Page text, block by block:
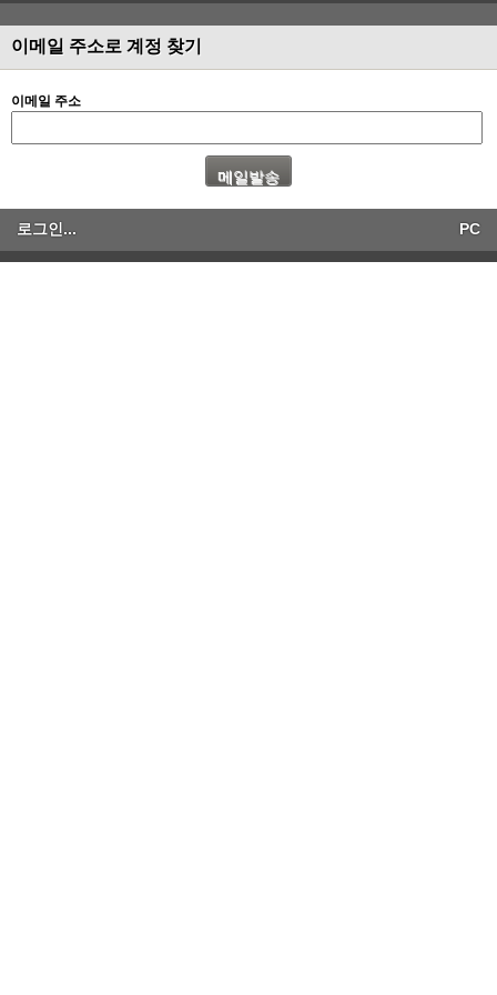
이메일 주소로 계정 찾기
이메일 주소
로그인... PC